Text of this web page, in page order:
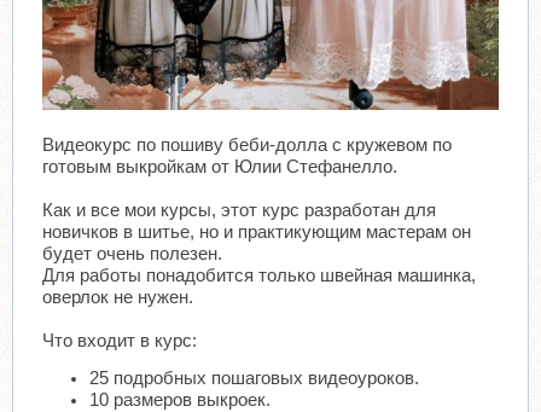
Видеокурс по пошиву беби-долла с кружевом по
готовым выкройкам от Юлии Стефанелло.
Как и все мои курсы, этот курс разработан для
новичков в шитье, но и практикующим мастерам он
будет очень полезен.
Для работы понадобится только швейная машинка,
оверлок не нужен.
Что входит в курс:
25 подробных пошаговых видеоуроков.
10 размеров выкроек.